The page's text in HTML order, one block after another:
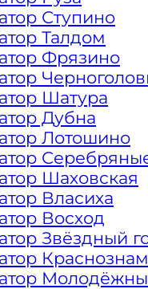
–
при аварии,
Ступино
Талдом
Фрязино
Шатура
Дубна
Лотошино
Шаховская
Власиха
Восход
Звёздный